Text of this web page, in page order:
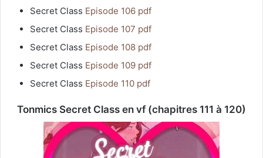
Secret Class Episode 106 pdf
Secret Class Episode 107 pdf
Secret Class Episode 108 pdf
Secret Class Episode 109 pdf
Secret Class Episode 110 pdf
Tonmics Secret Class en vf (chapitres 111 à 120)